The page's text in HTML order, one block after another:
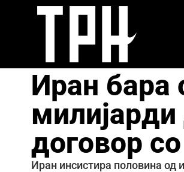
Иран бара
договор
Иран инсистира половина од